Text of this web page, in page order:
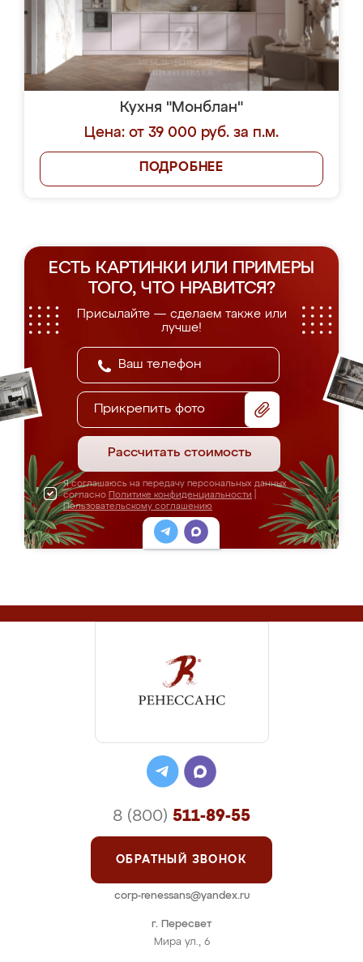
Кухня "Монблан"
Цена: от 39 000 руб. за п.м.
ПОДРОБНЕЕ
ЕСТЬ КАРТИНКИ ИЛИ ПРИМЕРЫ
ТОГО, ЧТО НРАВИТСЯ?
Присылайте — сделаем также или
лучше!
Прикрепить фото
Рассчитать стоимость
Я соглашаюсь на передачу персональных данных
согласно Политике конфиденциальности
Пользовательскому соглашению
г. Пересвет
Мира ул., 6
8 (800) 511-89-55
ОБРАТНЫЙ ЗВОНОК
corp-renessans@yandex.ru